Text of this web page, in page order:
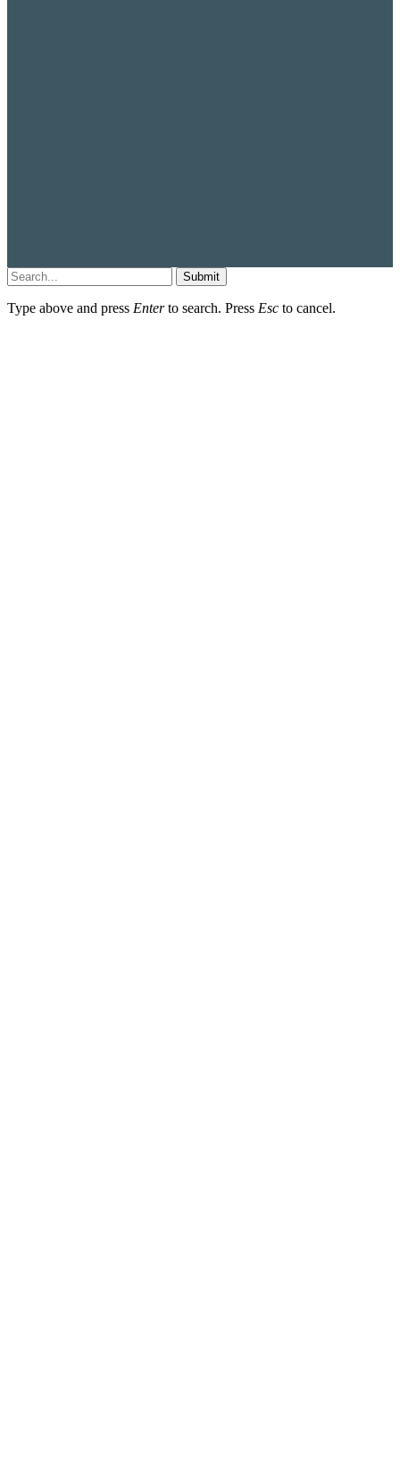
Submit
Type above and press Enterto search. Press Esc to cancel.